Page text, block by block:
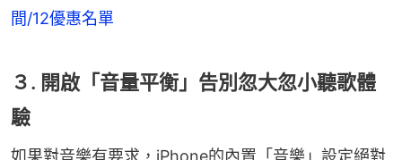
間/12優惠名單
３. 開啟「音量平衡」告別忽大忽小聽歌體
驗
如果對音樂有要求，iPhone的內置「音樂」設定絕對